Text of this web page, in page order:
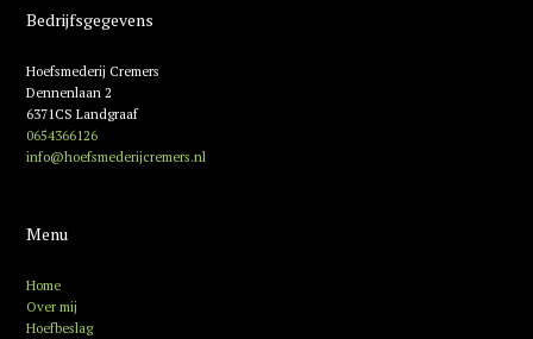
Bedrijfsgegevens
Hoefsmederij Cremers
Dennenlaan 2
6371CS Landgraaf
0654366126
info@hoefsmederijcremers.nl
Menu
Home
Over mij
Hoefbeslag